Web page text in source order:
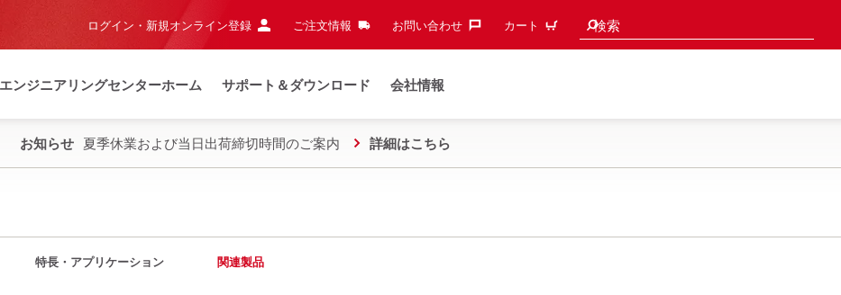
ログイン・新規オンライン登録 ご注文情報 お問い合わせ‎ カート 検索
検索候補
エンジニアリングセンターホーム サポート＆ダウンロード 会社情報
お知らせ 夏季休業および当日出荷締切時間のご案内 詳細はこちら
特長・アプリケーション 関連製品